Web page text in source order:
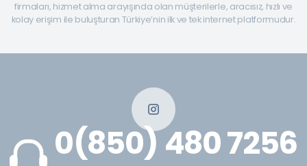
firmaları, hizmet alma arayışında olan müşterilerle, aracısız, hızlı ve
kolay erişim ile buluşturan Türkiye’nin ilk ve tek internet platformudur.
0(850) 480 7256